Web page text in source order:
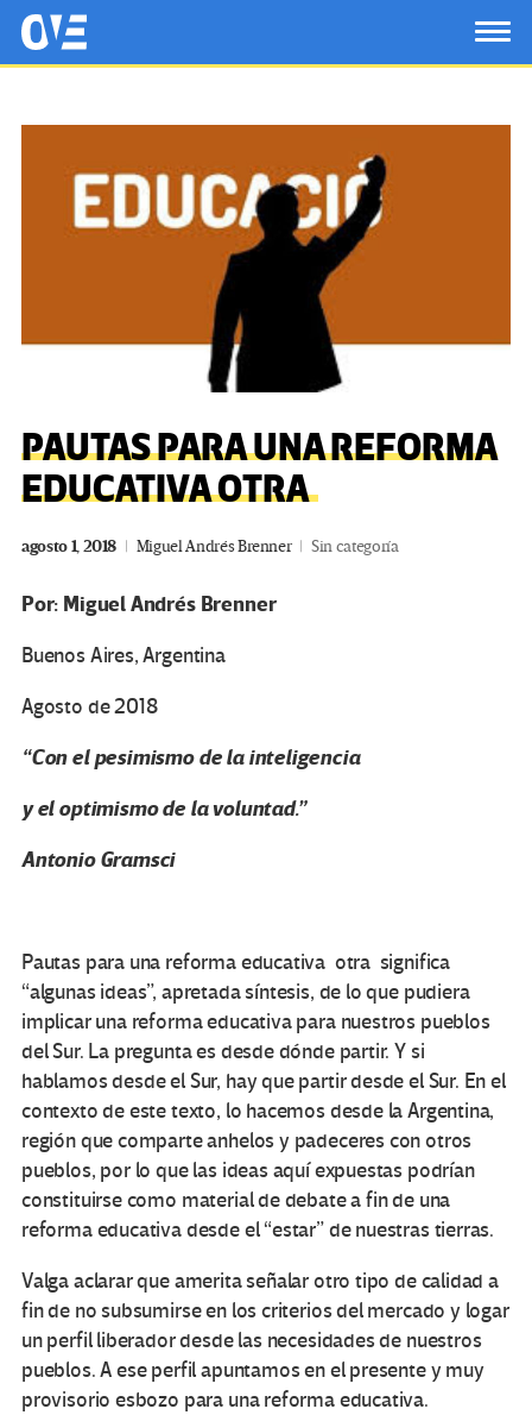
Saltar al contenido principal
OtrasVocesenEducacion.org
PAUTAS PARA UNA REFORMA
EDUCATIVA OTRA
agosto 1, 2018 Miguel Andrés Brenner Sin categoría
Por: Miguel Andrés Brenner
Buenos Aires, Argentina
Agosto de 2018
“Con el pesimismo de la inteligencia
y el optimismo de la voluntad.”
Antonio Gramsci
Pautas para una reforma educativa otra significa
“algunas ideas”, apretada síntesis, de lo que pudiera
implicar una reforma educativa para nuestros pueblos
del Sur. La pregunta es desde dónde partir. Y si
hablamos desde el Sur, hay que partir desde el Sur. En el
contexto de este texto, lo hacemos desde la Argentina,
región que comparte anhelos y padeceres con otros
pueblos, por lo que las ideas aquí expuestas podrían
constituirse como material de debate a fin de una
reforma educativa desde el “estar” de nuestras tierras.
Valga aclarar que amerita señalar otro tipo de calidad a
fin de no subsumirse en los criterios del mercado y logar
un perfil liberador desde las necesidades de nuestros
pueblos. A ese perfil apuntamos en el presente y muy
provisorio esbozo para una reforma educativa.